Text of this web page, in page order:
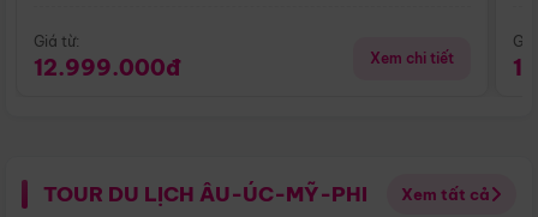
Giá từ:
12.999.000đ Xem chi tiết
TOUR DU LỊCH ÂU-ÚC-MỸ-PHI Xem tất cả
Điểm nổi bật